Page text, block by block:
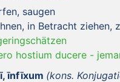
saugen
in Betracht ziehen,
hostium ducere -
īnfīxum (kons.